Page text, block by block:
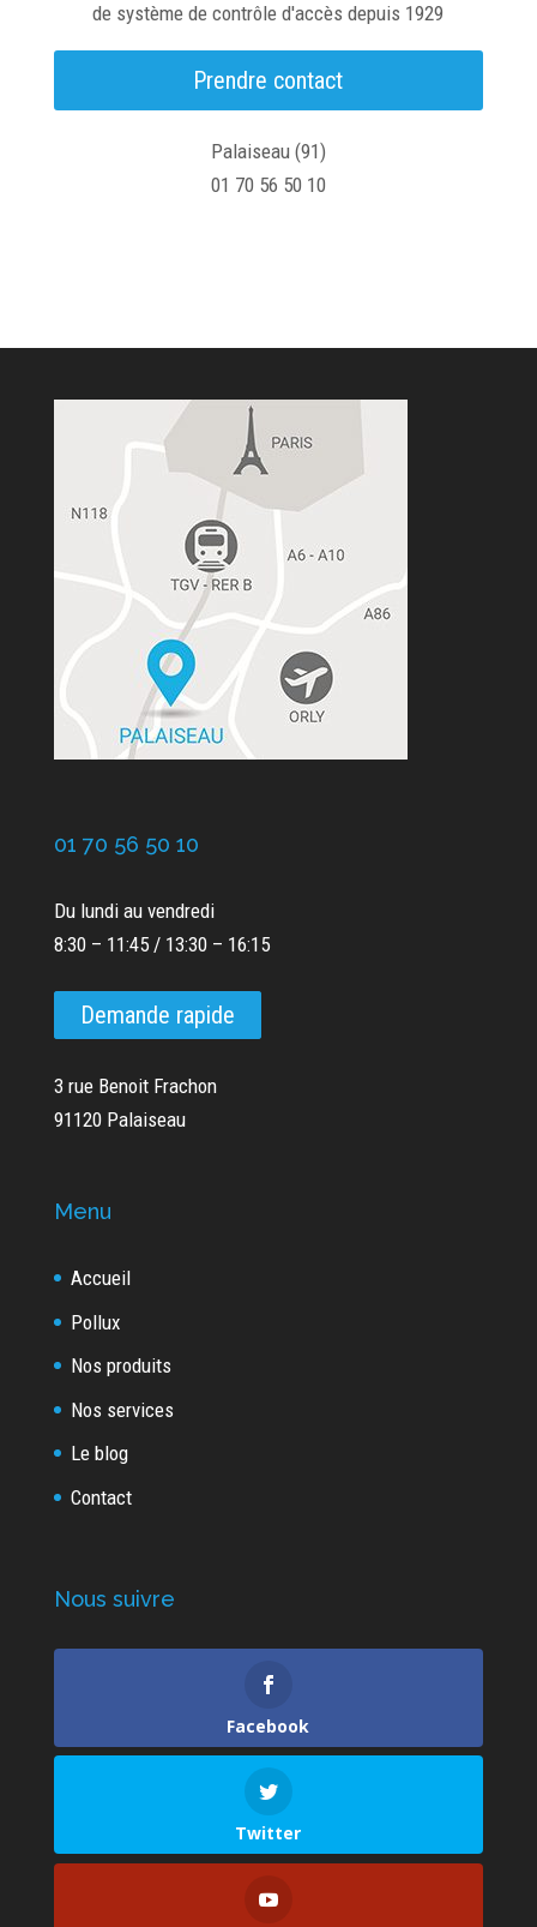
de système de contrôle d'accès depuis 1929
Prendre contact
Palaiseau (91)
01 70 56 50 10
01 70 56 50 10
Du lundi au vendredi
8:30 – 11:45 / 13:30 – 16:15
Demande rapide
3 rue Benoit Frachon
91120 Palaiseau
Menu
Accueil
Pollux
Nos produits
Nos services
Le blog
Contact
Nous suivre
Facebook
Twitter